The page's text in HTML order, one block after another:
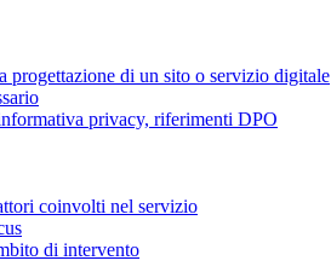
progettazione di un sito o servizio digitale
privacy, riferimenti DPO
coinvolti nel servizio
di intervento